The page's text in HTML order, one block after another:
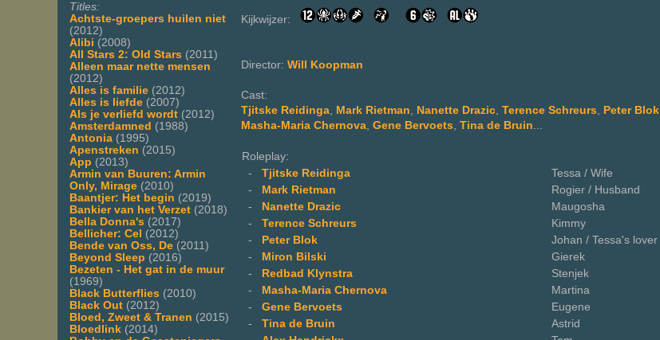
Titles:
Achtste-groepers huilen niet
(2012)
Alibi (2008)
All Stars 2: Old Stars (2011)
Alleen maar nette mensen
(2012)
Alles is familie (2012)
Alles is liefde (2007)
Als je verliefd wordt (2012)
Amsterdamned (1988)
Antonia (1995)
Apenstreken (2015)
App (2013)
Armin van Buuren: Armin
Only, Mirage (2010)
Baantjer: Het begin (2019)
Bankier van het Verzet (2018)
Bella Donna's (2017)
Bellicher: Cel (2012)
Bende van Oss, De (2011)
Beyond Sleep (2016)
Bezeten - Het gat in de muur
(1969)
Black Butterflies (2010)
Black Out (2012)
Bloed, Zweet & Tranen (2015)
Bloedlink (2014)
Kijkwijzer:
Director: Will Koopman
Cast:
Tjitske Reidinga
Mark Rietman Nanette Drazic Terence Schreurs Peter Blok
Masha-Maria Chernova Gene Bervoets Tina de Bruin
Roleplay:
- Tjitske Reidinga
Tessa / Wife
-
Mark Rietman
Rogier / Husband
-
Nanette Drazic
Maugosha
- Terence Schreurs
Kimmy
-
Peter Blok
Johan / Tessa's lover
-
Miron Bilski
Gierek
-
Redbad Klynstra
Stenjek
-
Masha-Maria Chernova
Martina
- Gene Bervoets
Eugene
- Tina de Bruin
Astrid